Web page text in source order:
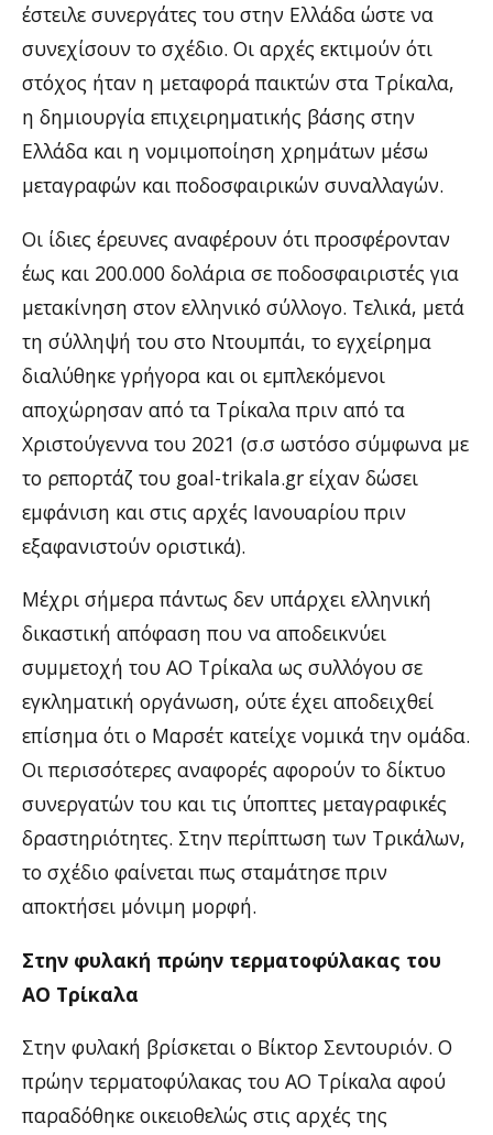
έστειλε συνεργάτες του στην Ελλάδα ώστε να
συνεχίσουν το σχέδιο. Οι αρχές εκτιμούν ότι
στόχος ήταν η μεταφορά παικτών στα Τρίκαλα,
η δημιουργία επιχειρηματικής βάσης στην
Ελλάδα και η νομιμοποίηση χρημάτων μέσω
μεταγραφών και ποδοσφαιρικών συναλλαγών.
Οι ίδιες έρευνες αναφέρουν ότι προσφέρονταν
έως και 200.000 δολάρια σε ποδοσφαιριστές για
μετακίνηση στον ελληνικό σύλλογο. Τελικά, μετά
τη σύλληψή του στο Ντουμπάι, το εγχείρημα
διαλύθηκε γρήγορα και οι εμπλεκόμενοι
αποχώρησαν από τα Τρίκαλα πριν από τα
Χριστούγεννα του 2021 (σ.σ ωστόσο σύμφωνα με
το ρεπορτάζ του goal-trikala.gr είχαν δώσει
εμφάνιση και στις αρχές Ιανουαρίου πριν
εξαφανιστούν οριστικά).
Μέχρι σήμερα πάντως δεν υπάρχει ελληνική
δικαστική απόφαση που να αποδεικνύει
συμμετοχή του ΑΟ Τρίκαλα ως συλλόγου σε
εγκληματική οργάνωση, ούτε έχει αποδειχθεί
επίσημα ότι ο Μαρσέτ κατείχε νομικά την ομάδα.
Οι περισσότερες αναφορές αφορούν το δίκτυο
συνεργατών του και τις ύποπτες μεταγραφικές
δραστηριότητες. Στην περίπτωση των Τρικάλων,
το σχέδιο φαίνεται πως σταμάτησε πριν
αποκτήσει μόνιμη μορφή.
Στην φυλακή πρώην τερματοφύλακας του
ΑΟ Τρίκαλα
Στην φυλακή βρίσκεται ο Βίκτορ Σεντουριόν. Ο
πρώην τερματοφύλακας του ΑΟ Τρίκαλα αφού
παραδόθηκε οικειοθελώς στις αρχές της